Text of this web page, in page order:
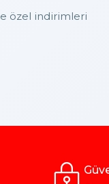
özel indirimleri